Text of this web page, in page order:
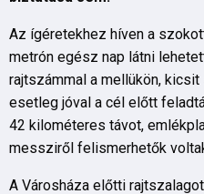
Az ígéretekhez híven a
metrón egész nap látni
rajtszámmal a mellükön,
esetleg jóval a cél előtt
42 kilométeres távot,
messziről felismerhetők
A Városháza előtti